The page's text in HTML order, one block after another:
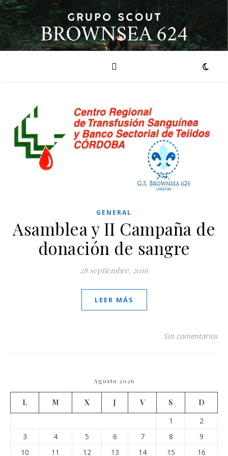
GENERAL
Asamblea y II Campaña de
donación de sangre
28 septiembre, 2016
LEER MÁS
Sin comentarios
Agosto 2026
L M X J V S
D
1
2
3
4 5 6 7 8
9
10
11 12 13 14 15 16